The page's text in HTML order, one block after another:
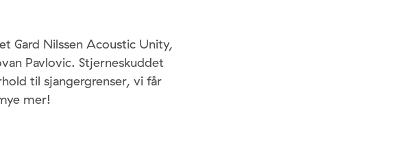
Gard Nilssen Acoustic Unity,
Pavlovic. Stjerneskuddet
til sjangergrenser, vi får
mer!